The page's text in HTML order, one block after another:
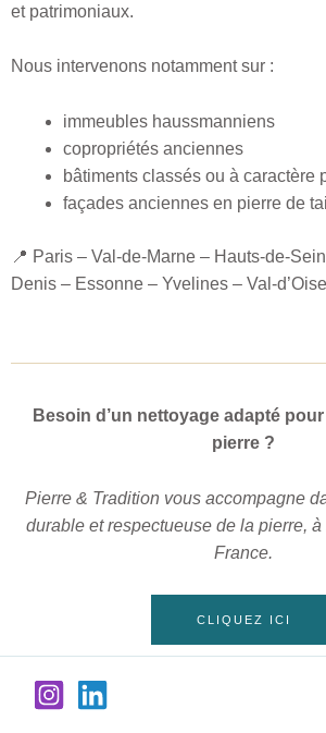
et patrimoniaux.
Nous intervenons notamment sur :
immeubles haussmanniens
copropriétés anciennes
bâtiments classés ou à caractère
façades anciennes en pierre de
📍 Paris – Val-de-Marne – Hauts-de-
Denis – Essonne – Yvelines – Val-d’Oise
Besoin d’un nettoyage adapté
pierre ?
Pierre & Tradition vous accompagne
durable et respectueuse de la pierre,
France.
CLIQUEZ ICI